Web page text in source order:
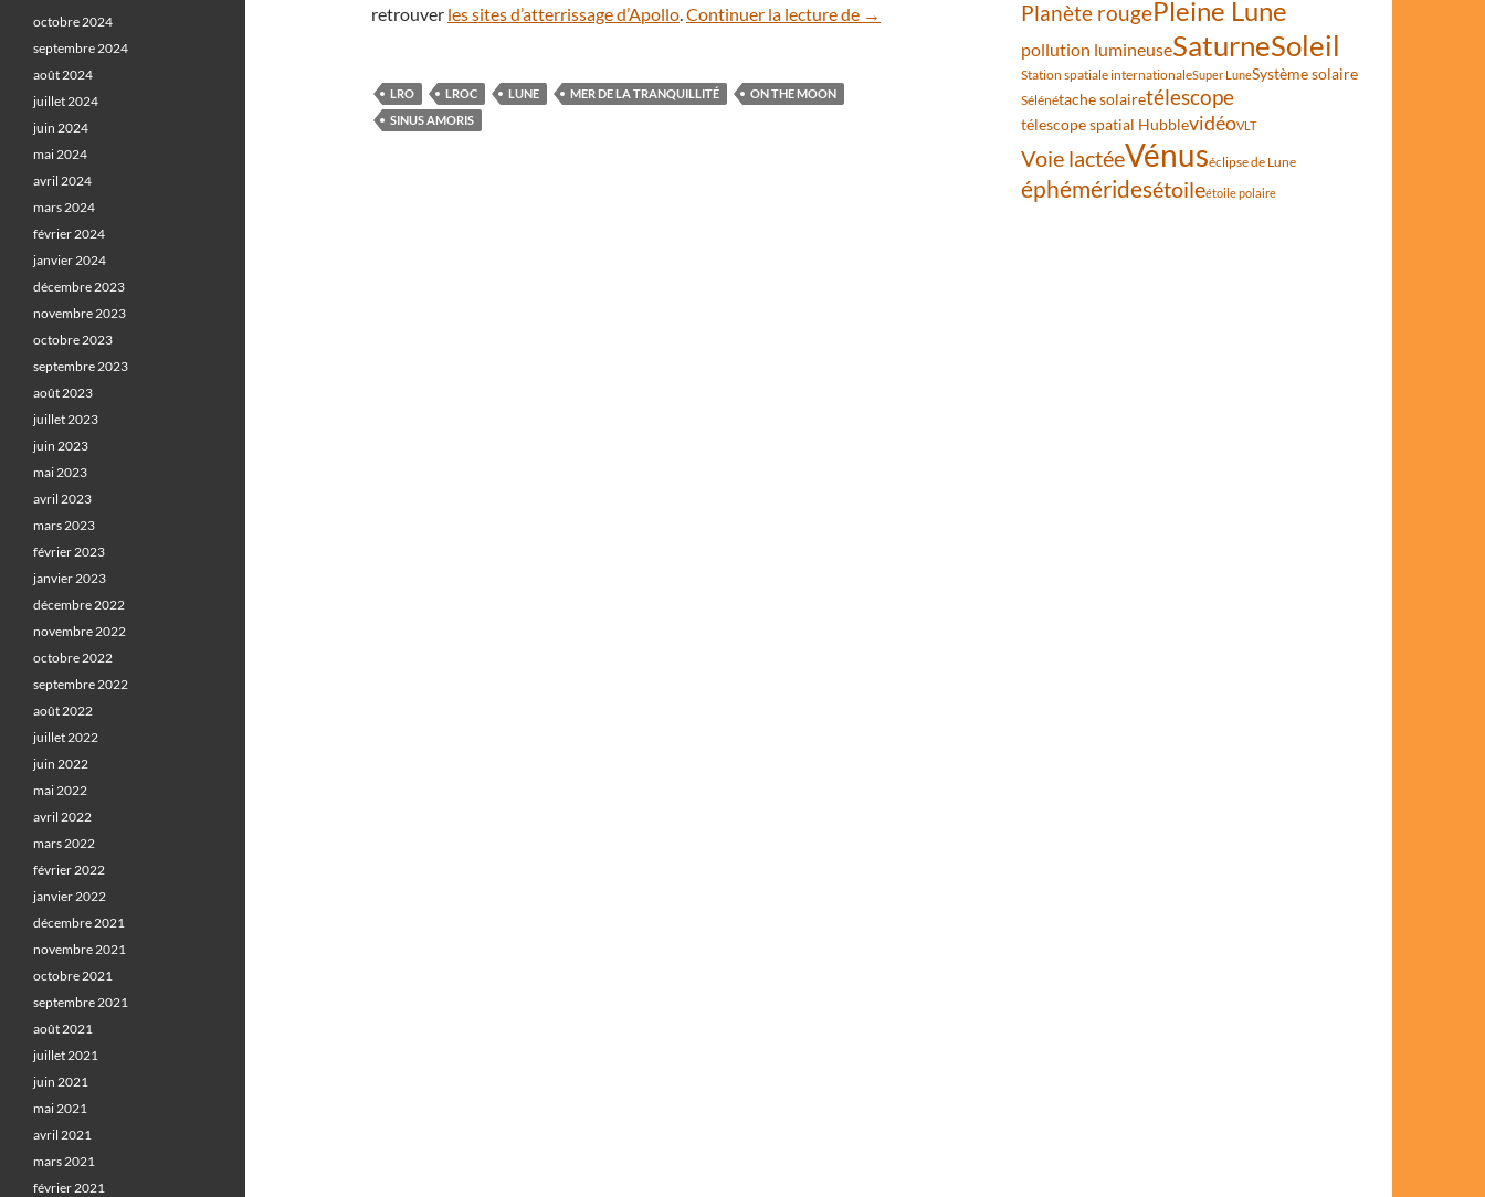
retrouver les sites d’atterrissage d’Apollo.Continuer la lecture de On a découvert un nouveau cratère lunaire
→
LRO LROC LUNE MER DE LA TRANQUILLITÉ
ON THE MOON
SINUS AMORIS
Planète rougePleine Lune
pollution lumineuseSaturneSoleil
Station spatiale internationaleSuper LuneSystème solaire
Sélénétache solairetélescope
télescope spatial HubblevidéoVLT
Voie lactéeVénuséclipse de Lune
éphéméridesétoileétoile polaire
octobre 2024
septembre 2024
août 2024
juillet 2024
juin 2024
mai 2024
avril 2024
mars 2024
février 2024
janvier 2024
décembre 2023
novembre 2023
octobre 2023
septembre 2023
août 2023
juillet 2023
juin 2023
mai 2023
avril 2023
mars 2023
février 2023
janvier 2023
décembre 2022
novembre 2022
octobre 2022
septembre 2022
août 2022
juillet 2022
juin 2022
mai 2022
avril 2022
mars 2022
février 2022
janvier 2022
décembre 2021
novembre 2021
octobre 2021
septembre 2021
août 2021
juillet 2021
juin 2021
mai 2021
avril 2021
mars 2021
février 2021